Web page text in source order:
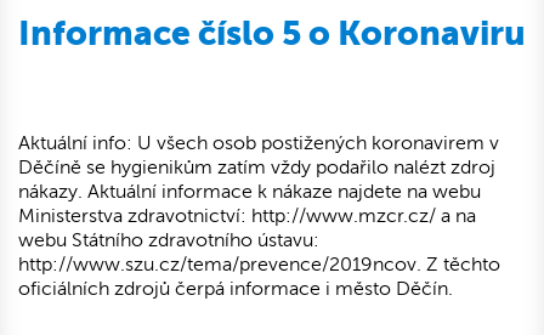
Informace číslo 5 o Koronaviru
Aktuální info: U všech osob postižených koronavirem v
Děčíně se hygienikům zatím vždy podařilo nalézt zdroj
nákazy. Aktuální informace k nákaze najdete na webu
Ministerstva zdravotnictví: http://www.mzcr.cz/ a na
webu Státního zdravotního ústavu:
http://www.szu.cz/tema/prevence/2019ncov. Z těchto
oficiálních zdrojů čerpá informace i město Děčín.